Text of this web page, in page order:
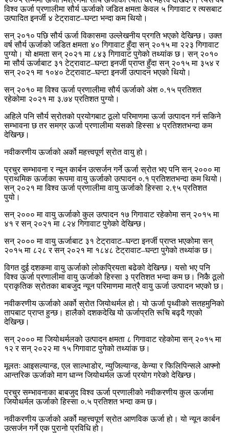
विश्व ऊर्जा प्रणालीमा सौर्य ऊर्जाको जडित क्षमता केवल ५ गिगावाट र त्यसबाट
उत्पादित इनर्जी ४ टेट्रावाट–घन्टा भन्दा कम थियो।
सन् २०१० पछि सौर्य ऊर्जा विकासमा उल्लेखनीय प्रगति भएको देखिन्छ। उक्त
वर्ष सौर्य ऊर्जाको जडित क्षमता ४० गिगावाट हुँदा सन् २०१५ मा २२३ गिगावाट
पुग्यो। यो क्षमता सन् २०२१ मा ८४३ गिगावाट पुगेको तथ्यांक छ। सन् २०१०
मा सौर्य ऊर्जाबाट ३१ टेट्रावाट–घन्टा इनर्जी प्राप्त हुँदा सन् २०१५ मा ३५४ र
सन् २०२१ मा १०४० टेट्रावाट–घन्टा इनर्जी उत्पादन भएको थियो।
सन् २०१० मा विश्व ऊर्जा प्रणालीमा सौर्य ऊर्जाको अंश ०.१५ प्रतिशत
रहेकोमा २०२१ मा ३.७४ प्रतिशत पुग्यो।
अहिले पनि सौर्य स्रोतको प्रयोगबाट ठूलो परिमाणमा ऊर्जा उत्पादन गर्न सकिने
सम्भावना छ तर समग्र ऊर्जा प्रणालीमा यसको हिस्सा ४ प्रतिशतभन्दा कम
देखिन्छ।
नवीकरणीय ऊर्जाको अर्को महत्त्वपूर्ण स्रोत वायु हो।
प्रचुर सम्भावना र न्यून कार्बन उत्सर्जन गर्ने ऊर्जा स्रोत भए पनि सन् २००० मा
प्राथमिक ऊर्जाका रूपमा वायु ऊर्जाको उत्पादन ०.१ प्रतिशतभन्दा कम थियो।
सन् २०२१ मा विश्व ऊर्जा प्रणालीमा वायु ऊर्जाको हिस्सा २.९५ प्रतिशत
पुयो।
सन् २००० मा वायु ऊर्जाको कुल उत्पादन १७ गिगावाट रहेकोमा सन् २०१५ मा
४१ र सन् २०२१ मा ८२४ गिगावाट पुगेको देखिन्छ।
सन् २००० मा वायु ऊर्जाबाट ३१ टेट्रावाट–घन्टा इनर्जी प्राप्त भएकोमा सन्
२०१५ मा ८२८ र सन् २०२१ मा १८४८ टेट्रावाट–घन्टा पुगेको तथ्यांक छ।
विगत दुई दशकमा वायु ऊर्जाको लोकप्रियता बढेको देखिन्छ। यसो भए पनि
विश्व ऊर्जा प्रणालीमा वायु ऊर्जाको हिस्सा ३ प्रतिशत भन्दा कम छ। निकै ठूलो
प्राकृतिक स्रोतका बाबजुद न्यून परिमाणमा मात्रै वायु ऊर्जा उत्पादन भएको छ।
नवीकरणीय ऊर्जाको अर्को स्रोत जियोथर्मल हो। यो ऊर्जा पृथ्वीको सतहमुनिको
तापबाट प्राप्त हुन्छ। हालैको दशकदेखि यो ऊर्जाप्रति रूचि बढ्दै गएको
देखिन्छ।
सन् २००० मा जियोथर्मलको उत्पादन क्षमता ८ गिगावाट रहेकोमा सन् २०१५ मा
१२ र सन् २०२२ मा १५ गिगावाट पुगेको तथ्यांक छ।
मूलतः आइसल्यान्ड, एल साल्भाडोर, न्युजिल्यान्ड, केन्या र फिलिपिन्सले आफ्नो
आन्तरिक ऊर्जाको माग धान्न जियोथर्मल ऊर्जा प्रयोग गरेको देखिन्छ।
प्रचुर सम्भावनाका बाबजुद विश्व ऊर्जा प्रणालीको नवीकरणीय कुल ऊर्जामा
जियोथर्मल ऊर्जाको हिस्सा ०.५ प्रतिशत भन्दा कम छ।
नवीकरणीय ऊर्जाको अर्को महत्त्वपूर्ण स्रोत आणविक ऊर्जा हो। यो न्यून कार्बन
उत्सर्जन गर्ने एक पुरानो प्रविधि हो।